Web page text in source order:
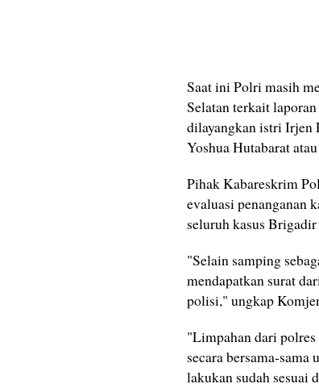
Saat ini Polri masih
Selatan terkait
dilayangkan istri Irjen
Yoshua Hutabarat
Pihak Kabareskrim
evaluasi penanganan
seluruh kasus
"Selain samping
mendapatkan surat
polisi," ungkap
"Limpahan dari
secara bersama-
lakukan sudah sesuai